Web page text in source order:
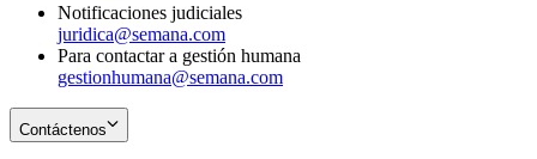
Notificaciones judiciales
juridica@semana.com
Para contactar a gestión humana
gestionhumana@semana.com
Contáctenos